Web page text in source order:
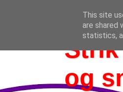
og
This site
are shared
statistics,